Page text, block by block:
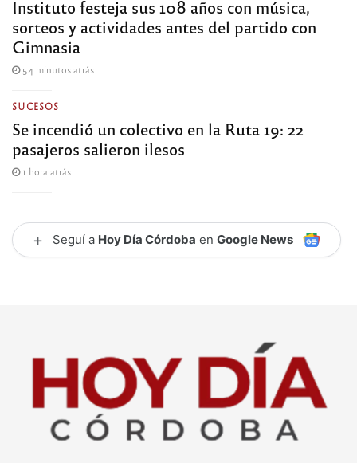
Instituto festeja sus 108 años con música,
sorteos y actividades antes del partido con
Gimnasia
54 minutos atrás
SUCESOS
Se incendió un colectivo en la Ruta 19: 22
pasajeros salieron ilesos
1 hora atrás
+ Seguí a Hoy Día Córdoba en Google News